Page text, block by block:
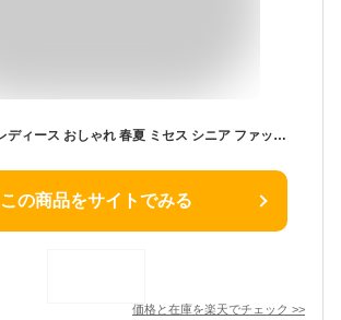
ブラウス シャツ レディース おしゃれ 春夏 ミセス シニア ファッション 50代 60代 70代 80代 レース切替えブラウス
この商品をサイトでみる
価格と在庫を楽天でチェック >>